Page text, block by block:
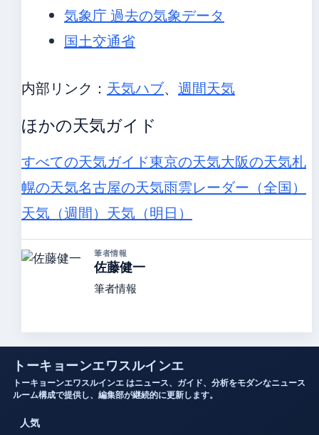
気象庁 過去の気象データ
国土交通省
内部リンク： 天気ハブ、 週間天気
ほかの天気ガイド
すべての天気ガイド東京の天気大阪の天気札
幌の天気名古屋の天気雨雲レーダー（全国）
天気（週間） 天気（明日）
筆者情報
佐藤健一
筆者情報
トーキョーンエワスルインエ
トーキョーンエワスルインエ はニュース、ガイド、分析をモダンなニュース
ルーム構成で提供し、編集部が継続的に更新します。
人気